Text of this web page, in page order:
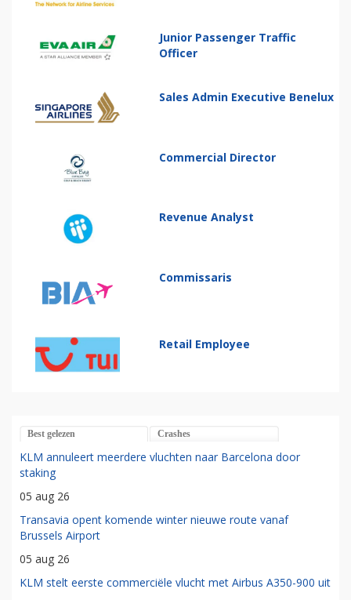
Junior Passenger Traffic
Officer
Sales Admin Executive Benelux
Commercial Director
Revenue Analyst
Commissaris
Retail Employee
Best gelezen Crashes
KLM annuleert meerdere vluchten naar Barcelona door
staking
05 aug 26
Transavia opent komende winter nieuwe route vanaf
Brussels Airport
05 aug 26
KLM stelt eerste commerciële vlucht met Airbus A350-900 uit